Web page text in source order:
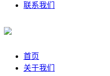
联系我们
首页
关于我们